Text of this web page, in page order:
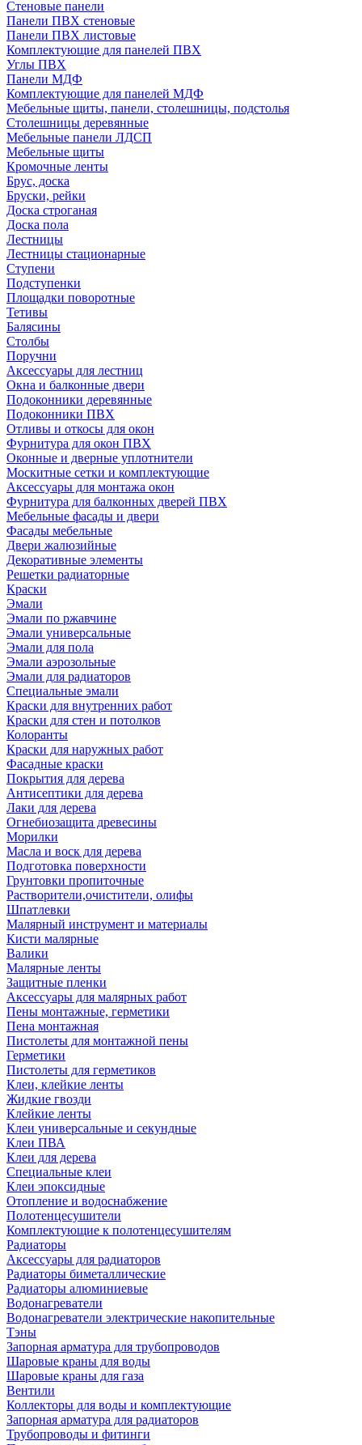
Стеновые панели
Панели ПВХ стеновые
Панели ПВХ листовые
Комплектующие для панелей ПВХ
Углы ПВХ
Панели МДФ
Комплектующие для панелей МДФ
Мебельные щиты, панели, столешницы, подстолья
Столешницы деревянные
Мебельные панели ЛДСП
Мебельные щиты
Кромочные ленты
Брус, доска
Бруски, рейки
Доска строганая
Доска пола
Лестницы
Лестницы стационарные
Ступени
Подступенки
Площадки поворотные
Тетивы
Балясины
Столбы
Поручни
Аксессуары для лестниц
Окна и балконные двери
Подоконники деревянные
Подоконники ПВХ
Отливы и откосы для окон
Фурнитура для окон ПВХ
Оконные и дверные уплотнители
Москитные сетки и комплектующие
Аксессуары для монтажа окон
Фурнитура для балконных дверей ПВХ
Мебельные фасады и двери
Фасады мебельные
Двери жалюзийные
Декоративные элементы
Решетки радиаторные
Краски
Эмали
Эмали по ржавчине
Эмали универсальные
Эмали для пола
Эмали аэрозольные
Эмали для радиаторов
Специальные эмали
Краски для внутренних работ
Краски для стен и потолков
Колоранты
Краски для наружных работ
Фасадные краски
Покрытия для дерева
Антисептики для дерева
Лаки для дерева
Огнебиозащита древесины
Морилки
Масла и воск для дерева
Подготовка поверхности
Грунтовки пропиточные
Растворители,очистители, олифы
Шпатлевки
Малярный инструмент и материалы
Кисти малярные
Валики
Малярные ленты
Защитные пленки
Аксессуары для малярных работ
Пены монтажные, герметики
Пена монтажная
Пистолеты для монтажной пены
Герметики
Пистолеты для герметиков
Клеи, клейкие ленты
Жидкие гвозди
Клейкие ленты
Клеи универсальные и секундные
Клеи ПВА
Клеи для дерева
Специальные клеи
Клеи эпоксидные
Отопление и водоснабжение
Полотенцесушители
Комплектующие к полотенцесушителям
Радиаторы
Аксессуары для радиаторов
Радиаторы биметаллические
Радиаторы алюминиевые
Водонагреватели
Водонагреватели электрические накопительные
Тэны
Запорная арматура для трубопроводов
Шаровые краны для воды
Шаровые краны для газа
Вентили
Коллекторы для воды и комплектующие
Запорная арматура для радиаторов
Трубопроводы и фитинги